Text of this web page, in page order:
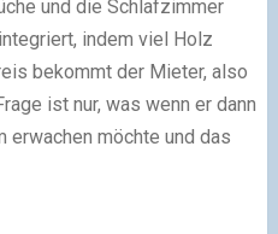
und die Schlafzimmer
indem viel Holz
bekommt der Mieter, also
ist nur, was wenn er dann
erwachen möchte und das